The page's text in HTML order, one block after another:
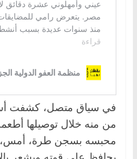
في سياق متصل، كشفت
من منه خلال توصيلها
محبسه بسجن طرة، أمس،